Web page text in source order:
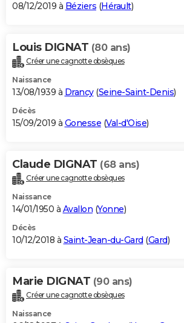
08/12/2019 à Béziers (Hérault)
Louis DIGNAT (80 ans)
Créer une cagnotte obsèques
Naissance
13/08/1939 à Drancy(Seine-Saint-Denis)
Décès
15/09/2019 à Gonesse (Val-d'Oise)
Claude DIGNAT (68 ans)
Créer une cagnotte obsèques
Naissance
14/01/1950 à Avallon (Yonne)
Décès
10/12/2018 à Saint-Jean-du-Gard (Gard)
Marie DIGNAT (90 ans)
Créer une cagnotte obsèques
Naissance